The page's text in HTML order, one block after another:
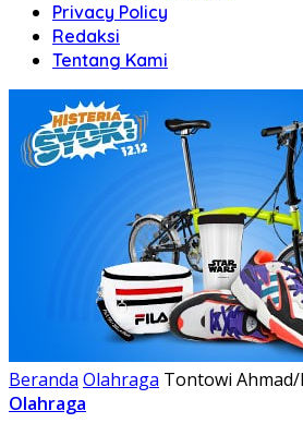
Privacy Policy
Redaksi
Tentang Kami
Beranda Olahraga Tontowi Ahmad/
Olahraga